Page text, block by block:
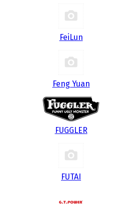
FeiLun
Feng Yuan
FUGGLER
FUTAI